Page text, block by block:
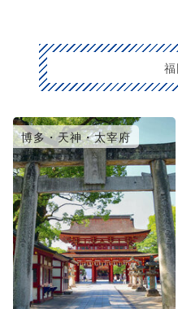
博多・天神・太宰府